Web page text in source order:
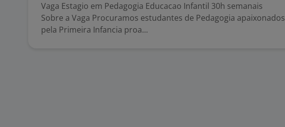
Vaga Estagio em Pedagogia Educacao Infantil 30h semanais
Sobre a Vaga Procuramos estudantes de Pedagogia apaixonados
pela Primeira Infancia proa...